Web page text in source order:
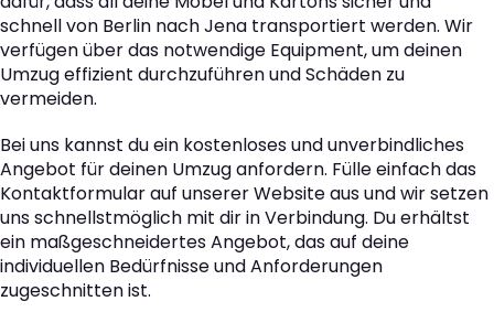
schnell von Berlin nach Jena transportiert werden. Wir
verfügen über das notwendige Equipment, um deinen
Umzug effizient durchzuführen und Schäden zu
vermeiden.
Bei uns kannst du ein kostenloses und unverbindliches
Angebot für deinen Umzug anfordern. Fülle einfach das
Kontaktformular auf unserer Website aus und wir setzen
uns schnellstmöglich mit dir in Verbindung. Du erhältst
ein maßgeschneidertes Angebot, das auf deine
individuellen Bedürfnisse und Anforderungen
zugeschnitten ist.